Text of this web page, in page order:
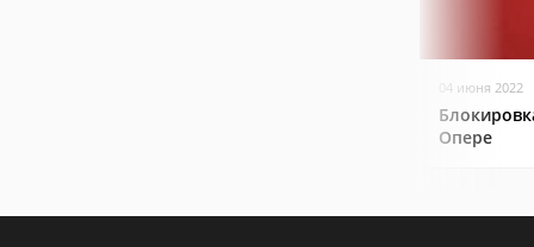
04 июня 2022
Опере